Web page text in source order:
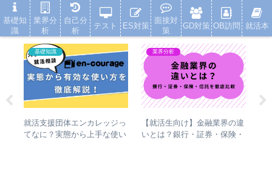
就活浪人した経験が、キャリアを変えた
基礎知識
就活支援団体エンカレッジっ
てなに？実態から上手な使い
業界分析
【就活生向け】金融業界の違
いとは？銀行・証券・保険・
基礎知
識
業界分
析
自己分
析
テスト ES対策
面接対
策
GD対策 OB訪問 就活本